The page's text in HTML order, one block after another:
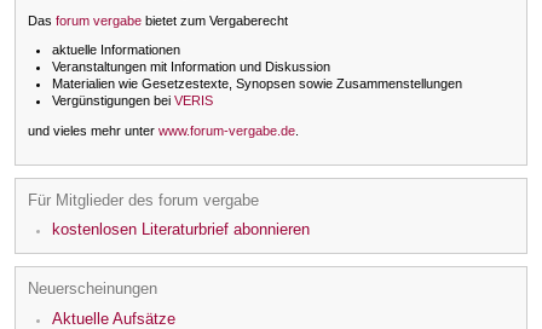
Das forum vergabe bietet zum Vergaberecht
aktuelle Informationen
Veranstaltungen mit Information und Diskussion
Materialien wie Gesetzestexte, Synopsen sowie Zusammenstellungen
Vergünstigungen bei VERIS
und vieles mehr unter www.forum-vergabe.de
Für Mitglieder des forum vergabe
kostenlosen Literaturbrief abonnieren
Neuerscheinungen
Aktuelle Aufsätze